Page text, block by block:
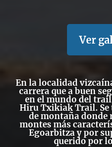
Ver
En la localidad
carrera que a buen
en el mundo del
Hiru Txikiak Trail. Se
de montaña donde
montes más
Egoarbitza y por
querido por